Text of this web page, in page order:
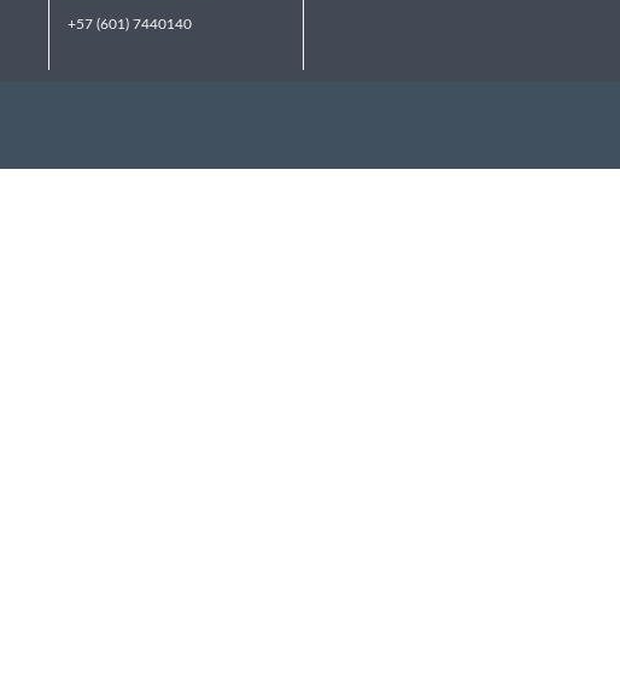
+57 (601) 7440140